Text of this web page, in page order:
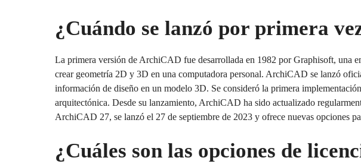
¿Cuándo se lanzó por primera
La primera versión de ArchiCAD fue desarrollada en 1982 por Graphisoft, una
crear geometría 2D y 3D en una computadora personal. ArchiCAD se lanzó
información de diseño en un modelo 3D. Se consideró la primera
arquitectónica. Desde su lanzamiento, ArchiCAD ha sido actualizado
ArchiCAD 27, se lanzó el 27 de septiembre de 2023 y ofrece nuevas opciones
¿Cuáles son las opciones de